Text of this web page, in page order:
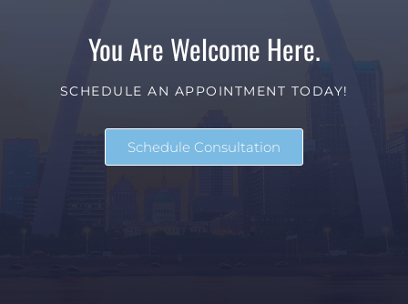
You Are Welcome Here.
SCHEDULE AN APPOINTMENT TODAY!
Schedule Consultation